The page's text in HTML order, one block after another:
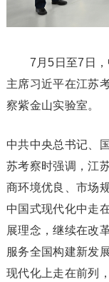
7月5日至7日，
主席习近平在江苏
察紫金山实验室。
中共中央总书记、
苏考察时强调，江
商环境优良、市场
中国式现代化中走
展理念，继续在改
服务全国构建新发
现代化上走在前列